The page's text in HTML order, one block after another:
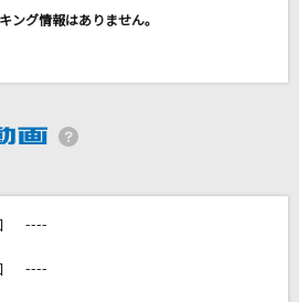
----
----